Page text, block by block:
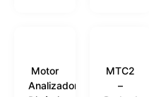
Motor
Analizador
MTC2
–